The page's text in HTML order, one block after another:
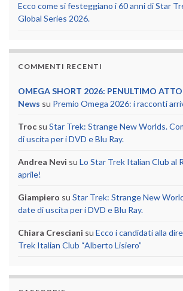
Ecco come si festeggiano i 60 anni di Star
Global Series 2026.
COMMENTI RECENTI
OMEGA SHORT 2026: PENULTIMO
News su Premio Omega 2026: i racconti
Troc su Star Trek: Strange New Worlds.
di uscita per i DVD e Blu Ray.
Andrea Nevi su Lo Star Trek Italian Club al
aprile!
Giampiero su Star Trek: Strange New
date di uscita per i DVD e Blu Ray.
Chiara Cresciani su Ecco i candidati alla
Trek Italian Club “Alberto Lisiero”